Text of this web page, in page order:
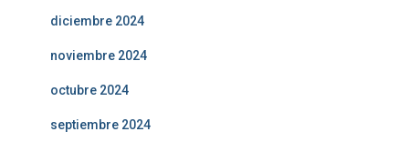
diciembre 2024
noviembre 2024
octubre 2024
septiembre 2024